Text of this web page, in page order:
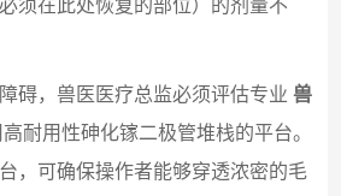
须在此处恢复的部位）的剂量不
碍，兽医医疗总监必须评估专业 兽
耐用性砷化镓二极管堆栈的平台。
，可确保操作者能够穿透浓密的毛